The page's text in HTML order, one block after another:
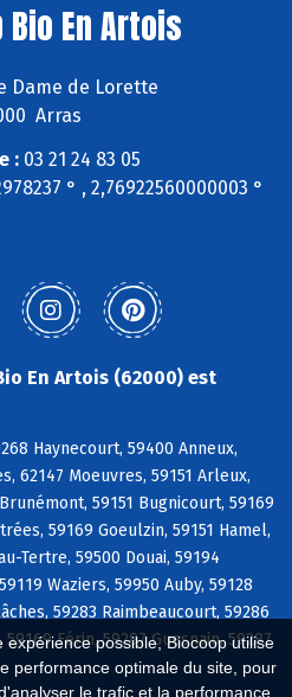
possible, Biocoop utilise
performance optimale du site, pour
le trafic et la performance
En Artois
Dame de Lorette
Arras
: 03 21 24 83 05
° , 2,76922560000003 °
En Artois (62000) est
Haynecourt, 59400 Anneux,
62147 Moeuvres, 59151 Arleux,
59151 Bugnicourt, 59169
59169 Goeulzin, 59151 Hamel,
Tertre, 59500 Douai, 59194
Waziers, 59950 Auby, 59128
59283 Raimbeaucourt, 59286
Férin, 59287 Guesnain, 59287